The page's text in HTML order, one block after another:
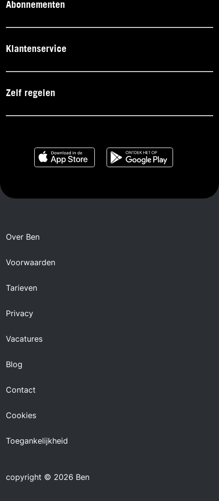
Abonnementen
Klantenservice
Zelf regelen
Over Ben
Voorwaarden
Tarieven
Privacy
Vacatures
Blog
Contact
Cookies
Toegankelijkheid
copyright © 2026 Ben